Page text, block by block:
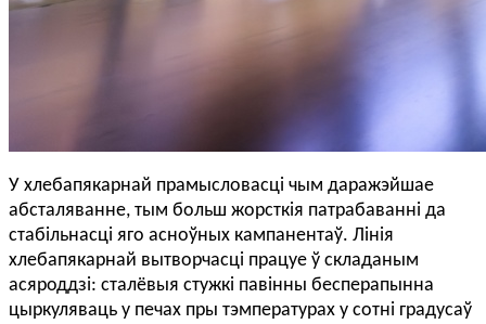
У хлебапякарнай прамысловасці чым даражэйшае
абсталяванне, тым больш жорсткія патрабаванні да
стабільнасці яго асноўных кампанентаў. Лінія
хлебапякарнай вытворчасці працуе ў складаным
асяроддзі: сталёвыя стужкі павінны бесперапынна
цыркуляваць у печах пры тэмпературах у сотні градусаў